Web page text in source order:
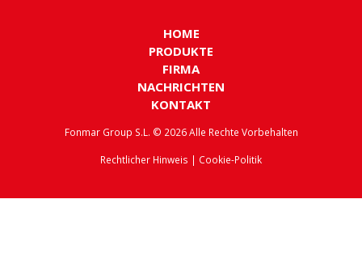
HOME
PRODUKTE
FIRMA
NACHRICHTEN
KONTAKT
Fonmar Group S.L. © 2026 Alle Rechte Vorbehalten
Rechtlicher Hinweis | Cookie-Politik